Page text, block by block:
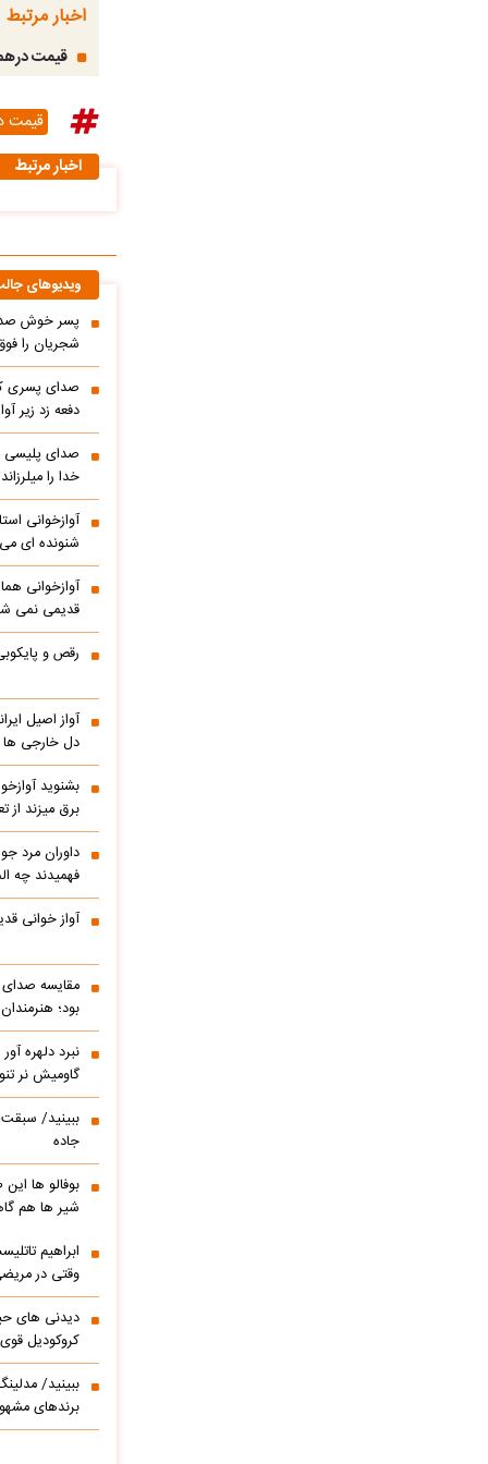
اخبار مرتبط
قیمت درهم
قیمت
اخبار مرتبط
ویدیوهای
پسر خوش
شجریان را
صدای پسری
دفعه زد زیر
صدای پلیسی
خدا را میلرزاند
آوازخوانی
شنونده ای می
آوازخوانی
قدیمی نمی
رقص و
آواز اصیل
دل خارجی ها
بشنوید
برق میزند
داوران مرد
فهمیدند چه
آواز خوانی
مقایسه
بود؛
نبرد دلهره
گاومیش نر
ببینید/ سبقت
جاده
بوفالو ها
شیر ها هم
وقتی در
دیدنی های
کروکودیل
ببینید/
برندهای